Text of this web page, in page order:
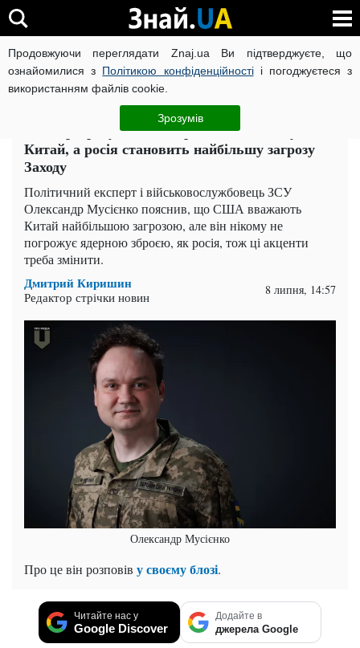
Продовжуючи переглядати Znaj.ua Ви підтверджуєте, що
ознайомилися з Політикою конфіденційностіі погоджуєтеся з
використанням файлів cookie.
Зрозумів
ВІЙНА РОСІЇ ПРОТИ УКРАЇНИ КОРОНАВІРУС В УКРАЇНІ
Політика ЧИТАТЬ НА РУССКОМ
Хибні розрахунки: експерт пояснив, чому не
Китай, а росія становить найбільшу загрозу
Заходу
Політичний експерт і військовослужбовець ЗСУ
Олександр Мусієнко пояснив, що США вважають
Китай найбільшою загрозою, але він нікому не
погрожує ядерною зброєю, як росія, тож ці акценти
треба змінити.
Дмитрий Киришин
Редактор стрічки новин 8 липня, 14:57
Олександр Мусієнко
Про це він розповів у своєму блозі.
Читайте нас у
Google Discover
Додайте в
джерела Google